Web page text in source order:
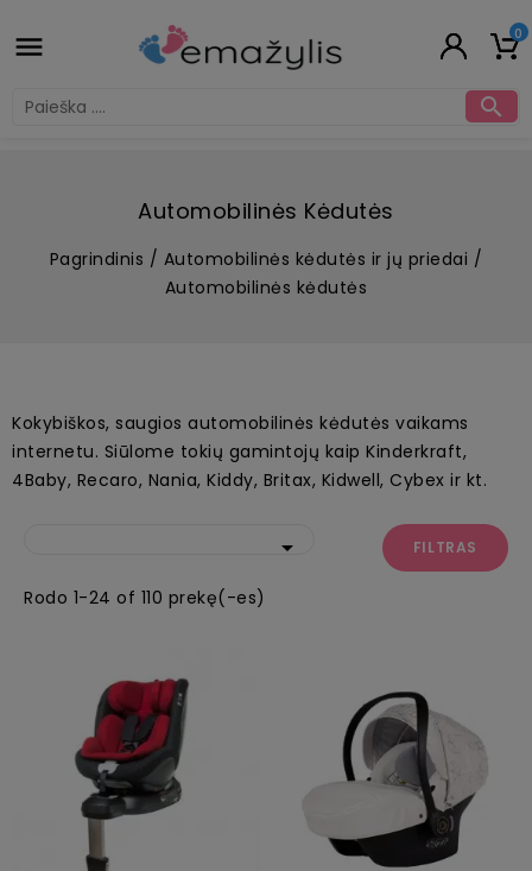
 0

Automobilinės Kėdutės
Pagrindinis
Automobilinės kėdutės ir jų priedai
Automobilinės kėdutės
Kokybiškos, saugios automobilinės kėdutės vaikams
internetu. Siūlome tokių gamintojų kaip Kinderkraft,
4Baby, Recaro, Nania, Kiddy, Britax, Kidwell, Cybex ir kt.
 FILTRAS
Rodo 1-24 of 110 prekę(-es)